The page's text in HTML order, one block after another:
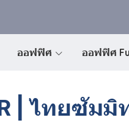
ออฟฟิศ ออฟฟิศ
| ไทยซัมมิ